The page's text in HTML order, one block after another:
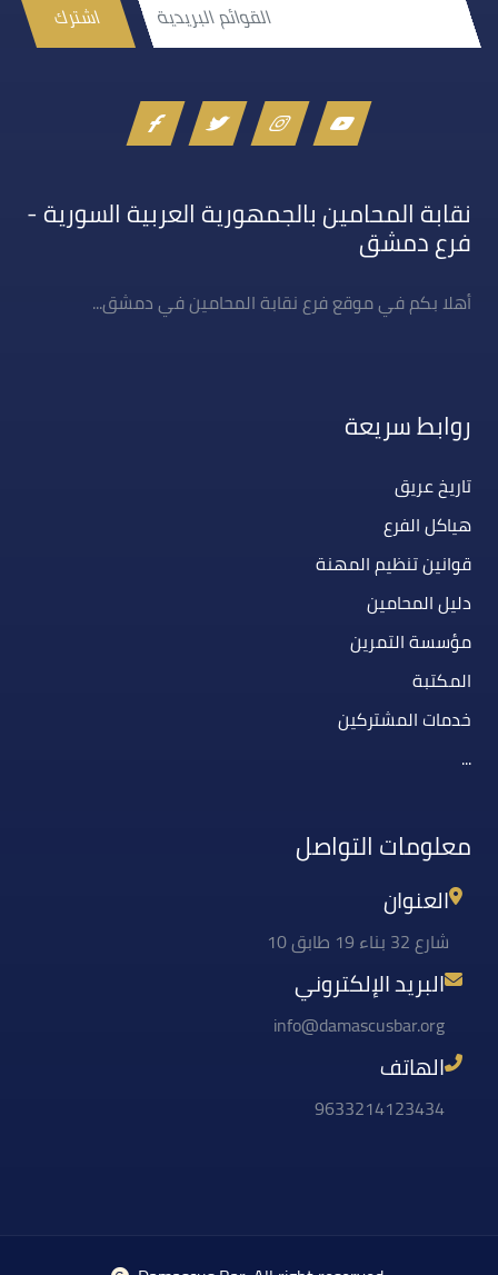
اشترك
نقابة المحامين بالجمهورية العربية السورية -
فرع دمشق
أهلا بكم في موقع فرع نقابة المحامين في دمشق...
روابط سريعة
تاريخ عريق
هياكل الفرع
قوانين تنظيم المهنة
دليل المحامين
مؤسسة التمرين
المكتبة
خدمات المشتركين
...
معلومات التواصل
العنوان
شارع 32 بناء 19 طابق 10
البريد الإلكتروني
info@damascusbar.org
الهاتف
9633214123434